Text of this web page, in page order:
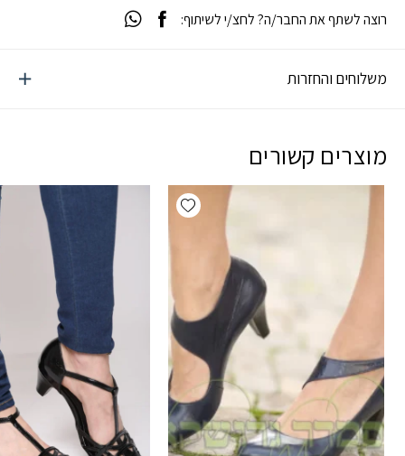
משלוחים והחזרות
רוצה לשתף את החבר/ה? לחצ/י לשיתוף:
מוצרים קשורים
Add wishlist